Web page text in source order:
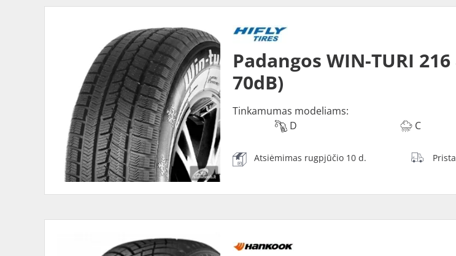
Padangos WIN-TURI 216
70dB)
Tinkamumas modeliams:
D
C
Atsiėmimas rugpjūčio 10 d.